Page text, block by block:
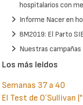
hospitalarios con
Informe Nacer en
8M2019: El Parto
Nuestras campañas
Los más leidos
Semanas 37 a 40
El Test de O´Sullivan